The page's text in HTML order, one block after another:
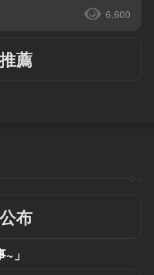
6,600
薦
布
」